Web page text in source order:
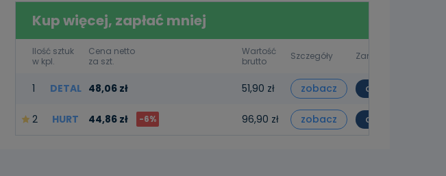
Kup więcej, zapłać mniej
Ilość sztuk
w kpl.
Cena netto
za szt.
Wartość
brutto
Szczegóły Zamów
1 DETAL 48,06 zł 51,90 zł zobacz do koszyka
2 HURT 44,86 zł -6% 96,90 zł zobacz do koszyka